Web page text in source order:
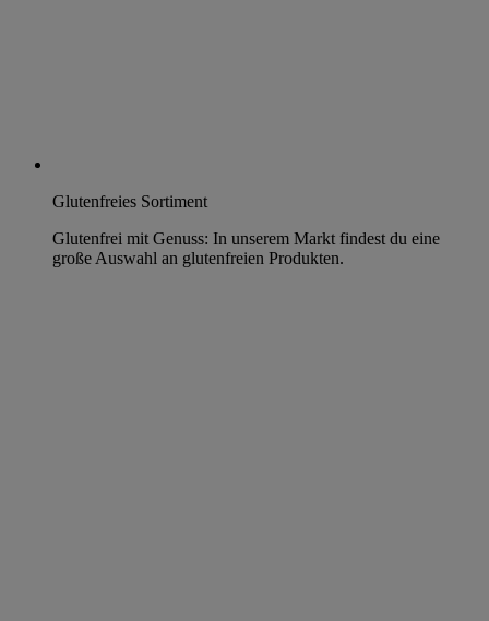
Glutenfreies Sortiment
Glutenfrei mit Genuss: In unserem Markt findest du eine
große Auswahl an glutenfreien Produkten.